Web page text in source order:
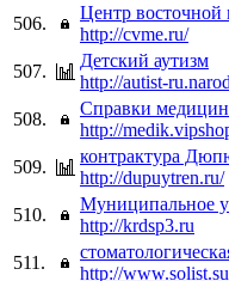
506.
Центр
http://cvme.ru/
507.
Детский аутизм
http://autist-
508.
Справки
http://
509.
контрактура
http://dupuytren.ru/
510.
Муниципальное
http://krdsp3.ru
511.
http://www.solist.su